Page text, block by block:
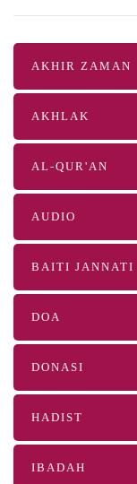
AKHIR ZAMAN
AKHLAK
AL-QUR'AN
AUDIO
BAITI JANNATI
DOA
DONASI
HADIST
IBADAH